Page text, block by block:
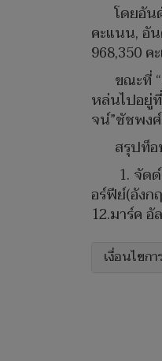
โดยอัน
คะแนน, อั
968,350 ค
ขณะที่
หล่นไปอยู่
จน์”ชัชพง
สรุปท็
1. จัด
อร์ฟีย์(อังก
12.มาร์ค
เงื่อนไขก